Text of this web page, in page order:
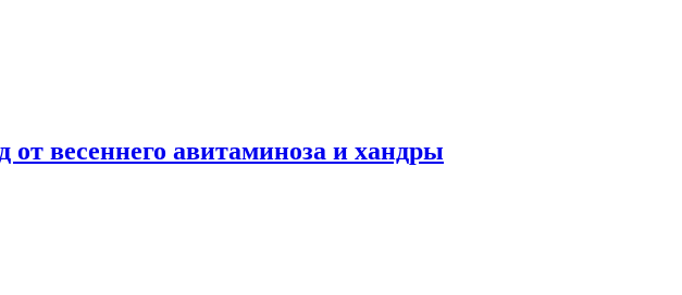
от весеннего авитаминоза и хандры